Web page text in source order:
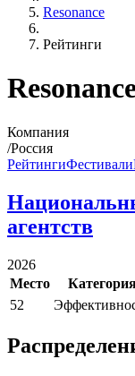
Resonance
Рейтинги
Компания
/Россия
РейтингиФестивали
агентств
2026
Место
52